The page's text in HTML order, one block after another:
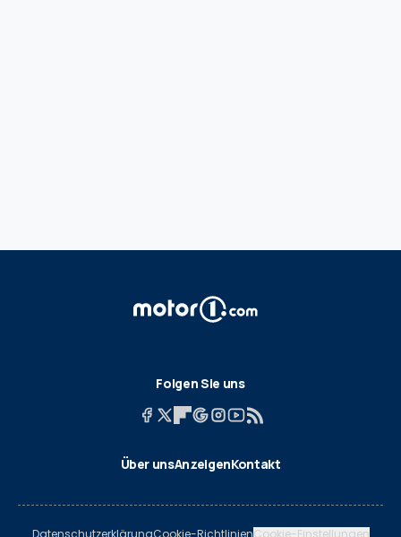
Folgen Sie uns
Über unsAnzeigenKontakt